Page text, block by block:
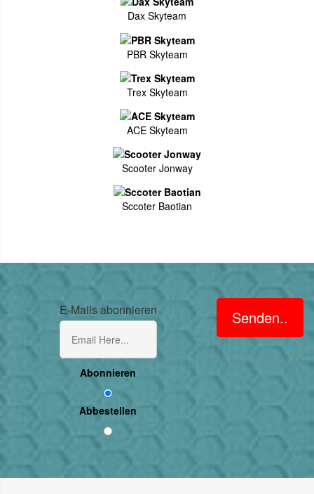
Dax Skyteam
PBR Skyteam
Trex Skyteam
ACE Skyteam
Scooter Jonway
Sccoter Baotian
E-Mails abonnieren
Abonnieren
Abbestellen
Senden..